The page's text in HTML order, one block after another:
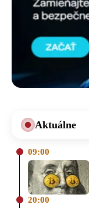
Aktuálne
09:00
20:00